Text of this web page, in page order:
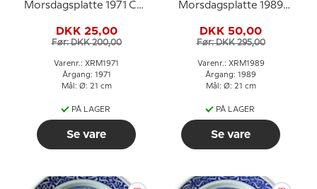
Morsdagsplatte 1971 Carl
DKK 25,00
Før: DKK 200,00
Varenr.: XRM1971
Årgang: 1971
Mål: Ø: 21 cm
PÅ LAGER
Se vare
Morsdagsplatte 1989
DKK 50,00
Før: DKK 295,00
Varenr.: XRM1989
Årgang: 1989
Mål: Ø: 21 cm
PÅ LAGER
Se vare